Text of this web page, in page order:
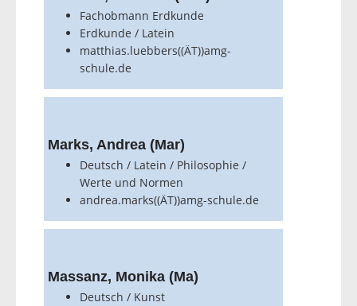
Fachobmann Erdkunde
Erdkunde / Latein
matthias.luebbers((ÄT))amg-
schule.de
Marks, Andrea (Mar)
Deutsch / Latein / Philosophie /
Werte und Normen
andrea.marks((ÄT))amg-schule.de
Massanz, Monika (Ma)
Deutsch / Kunst